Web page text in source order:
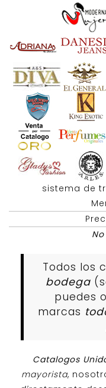
sistema de
No
Todos los
bodega
puedes
marcas
Catalogos
mayorista,